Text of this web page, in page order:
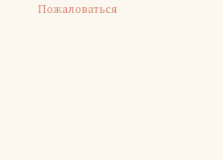
Пожаловаться